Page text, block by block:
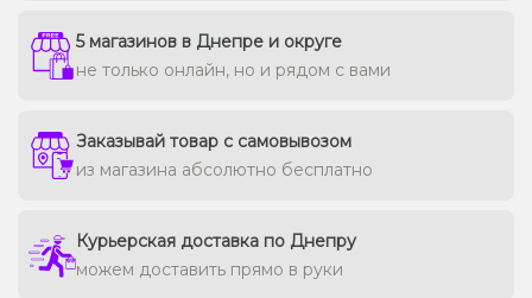
5 магазинов в Днепре и округе
не только онлайн, но и рядом с вами
Заказывай товар с самовывозом
из магазина абсолютно бесплатно
Курьерская доставка по Днепру
можем доставить прямо в руки